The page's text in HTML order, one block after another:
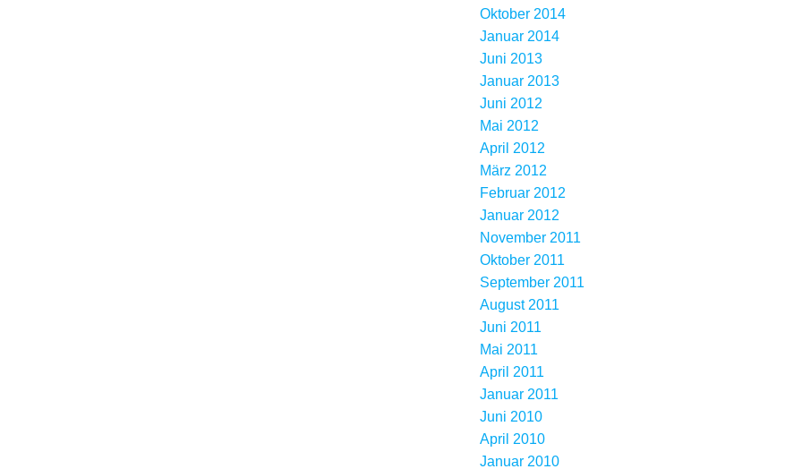
Oktober 2014
Januar 2014
Juni 2013
Januar 2013
Juni 2012
Mai 2012
April 2012
März 2012
Februar 2012
Januar 2012
November 2011
Oktober 2011
September 2011
August 2011
Juni 2011
Mai 2011
April 2011
Januar 2011
Juni 2010
April 2010
Januar 2010